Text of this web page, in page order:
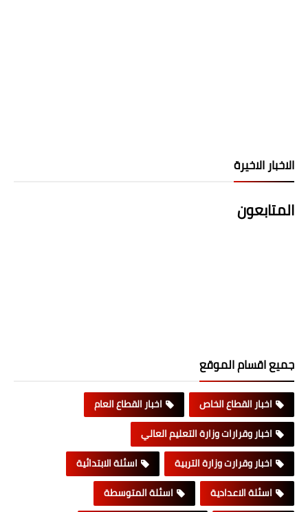
الاخبار الاخيرة
المتابعون
جميع اقسام الموقع
اخبار القطاع الخاص
اخبار القطاع العام
اخبار وقرارات وزارة التعليم العالي
اخبار وقرارت وزارة التربية
اسئلة الابتدائية
اسئلة الاعدادية
اسئلة المتوسطة